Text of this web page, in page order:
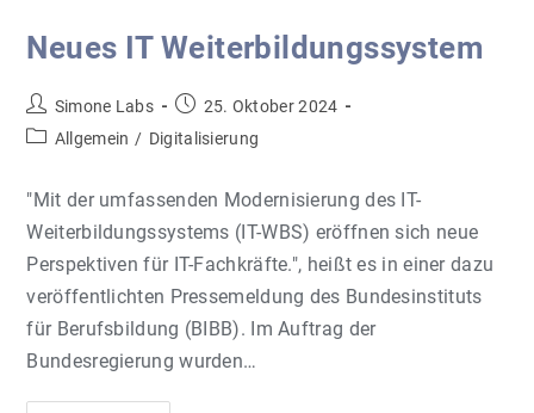
Neues IT Weiterbildungssystem
Beitrags-
Autor:
Simone Labs
Beitrag
veröffentlicht:
25. Oktober 2024
Beitrags-
Allgemein / Digitalisierung
"Mit der umfassenden Modernisierung des IT-
Weiterbildungssystems (IT-WBS) eröffnen sich neue
Perspektiven für IT-Fachkräfte.", heißt es in einer dazu
veröffentlichten Pressemeldung des Bundesinstituts
für Berufsbildung (BIBB). Im Auftrag der
Bundesregierung wurden…